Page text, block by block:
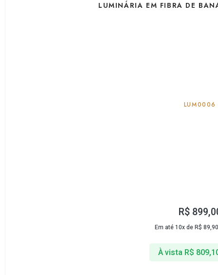
LUMINÁRIA EM FIBRA DE
LUM0006
R$
Em até 10x deR$ 89,90
À vista R$